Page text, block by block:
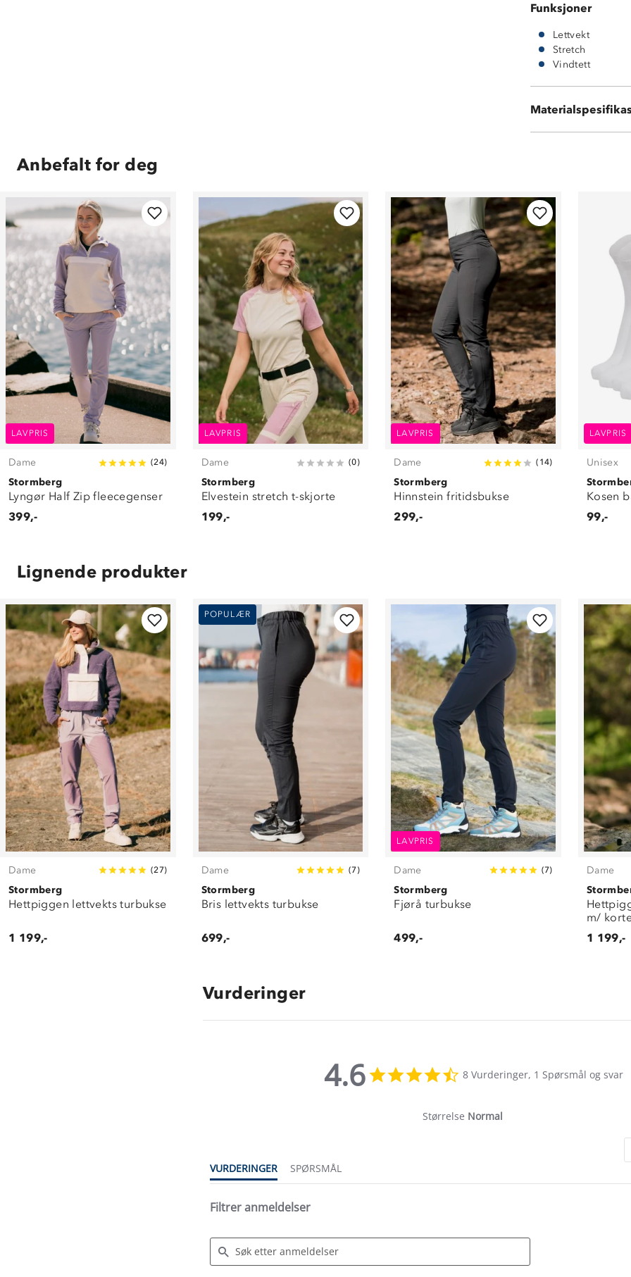
Funksjoner
Lettvekt
Stretch
Vindtett
10 % elastan
Anbefalt for deg
LAVPRIS
Dame (24)
Stormberg
Lyngør Half Zip fleecegenser
399,-
LAVPRIS
Dame (0)
Stormberg
Elvestein stretch t-skjorte
199,-
LAVPRIS
Dame ( 14)
Stormberg
Hinnstein fritidsbukse
299,-
LAVPRIS
Unisex
Kosen
99,-
Lignende produkter
Dame (27)
Stormberg
Hettpiggen lettvekts turbukse
1 199,-
POPULÆR
Dame (7)
Stormberg
Bris lettvekts turbukse
699,-
LAVPRIS
Dame (7)
Stormberg
Fjørå turbukse
499,-
Dame
m/
1 199,-
Vurderinger
4.6
star
8 Vurderinger, 1 Spørsmål og svar
Størrelse Normal
VURDERINGER SPØRSMÅL
Filtrer anmeldelser